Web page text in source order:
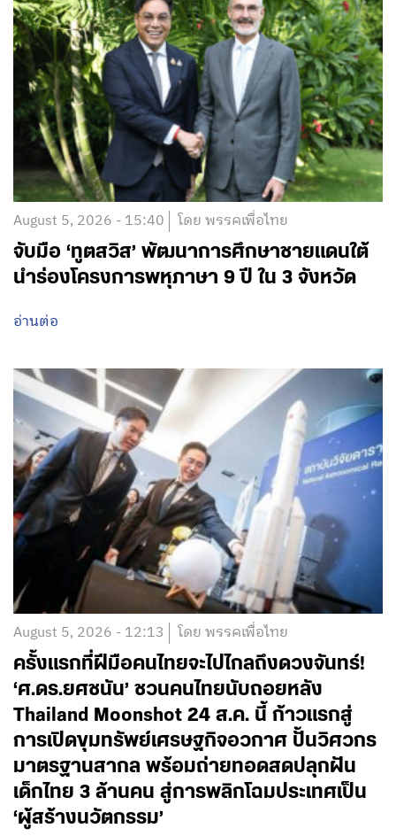
August 5, 2026 - 15:40 โดย พรรคเพื่อไทย
จับมือ ‘ทูตสวิส’ พัฒนาการศึกษาชายแดนใต้
นำร่องโครงการพหุภาษา 9 ปี ใน 3 จังหวัด
อ่านต่อ
August 5, 2026 - 12:13 โดย พรรคเพื่อไทย
ครั้งแรกที่ฝีมือคนไทยจะไปไกลถึงดวงจันทร์!
‘ศ.ดร.ยศชนัน’ ชวนคนไทยนับถอยหลัง
Thailand Moonshot 24 ส.ค. นี้ ก้าวแรกสู่
การเปิดขุมทรัพย์เศรษฐกิจอวกาศ ปั้นวิศวกร
มาตรฐานสากล พร้อมถ่ายทอดสดปลุกฝัน
เด็กไทย 3 ล้านคน สู่การพลิกโฉมประเทศเป็น
‘ผู้สร้างนวัตกรรม’